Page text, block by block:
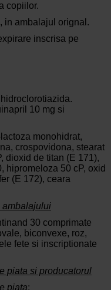
copiilor.
in ambalajul orignal.
inscrisa pe
10 mg si
monohidrat,
crospovidona, stearat
dioxid de titan (E 171),
hipromeloza 50 cP, oxid
(E 172), ceara
ambalajului
30 comprimate
biconvexe, roz,
fete si inscriptionate
piata si producatorul
piata: